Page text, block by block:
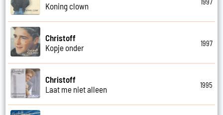
Koning clown
Christoff
Kopje onder
1997
Christoff
Laat me niet alleen
1995